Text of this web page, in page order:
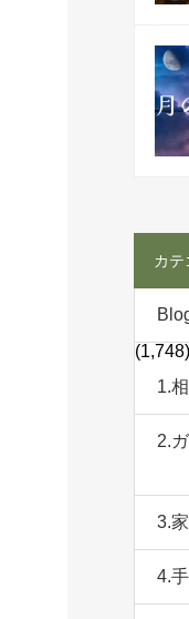
カテ
(1,748)
1.
2.
3.
4.